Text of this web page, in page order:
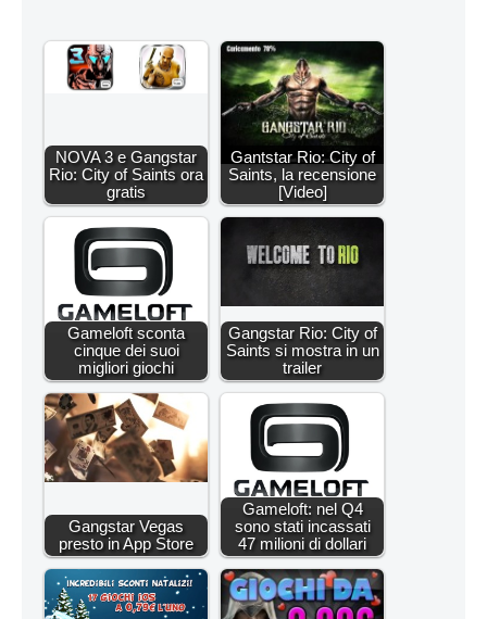
NOVA 3 e Gangstar
Rio: City of Saints ora
gratis
Gantstar Rio: City of
Saints, la recensione
[Video]
Gameloft sconta
cinque dei suoi
migliori giochi
Gangstar Rio: City of
Saints si mostra in un
trailer
Gangstar Vegas
presto in App Store
Gameloft: nel Q4
sono stati incassati
47 milioni di dollari